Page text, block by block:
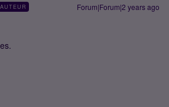
AUTEUR Forum|Forum|2 years ago